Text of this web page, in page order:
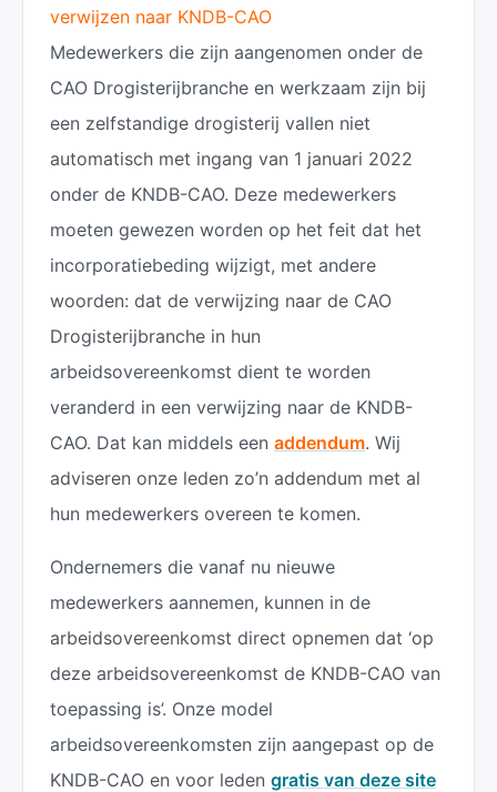
verwijzen naar KNDB-CAO
Medewerkers die zijn aangenomen onder de
CAO Drogisterijbranche en werkzaam zijn bij
een zelfstandige drogisterij vallen niet
automatisch met ingang van 1 januari 2022
onder de KNDB-CAO. Deze medewerkers
moeten gewezen worden op het feit dat het
incorporatiebeding wijzigt, met andere
woorden: dat de verwijzing naar de CAO
Drogisterijbranche in hun
arbeidsovereenkomst dient te worden
veranderd in een verwijzing naar de KNDB-
CAO. Dat kan middels een addendum. Wij
adviseren onze leden zo’n addendum met al
hun medewerkers overeen te komen.
Ondernemers die vanaf nu nieuwe
medewerkers aannemen, kunnen in de
arbeidsovereenkomst direct opnemen dat ‘op
deze arbeidsovereenkomst de KNDB-CAO van
toepassing is’. Onze model
arbeidsovereenkomsten zijn aangepast op de
KNDB-CAO en voor leden gratis van deze site